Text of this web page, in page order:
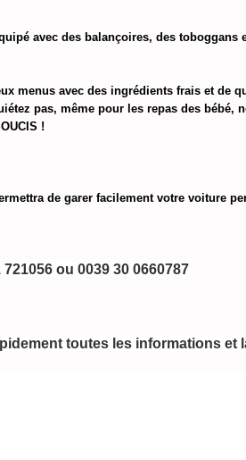
avec des balançoires, des toboggans
menus avec des ingrédients frais et de
pas, même pour les repas des bébé,
!
de garer facilement votre voiture
ou 0039 30 0660787
toutes les informations et